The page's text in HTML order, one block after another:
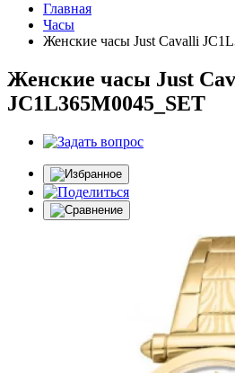
Главная
Часы
Женские часы Just Cavalli
Женские часы Just
JC1L365M0045_SET